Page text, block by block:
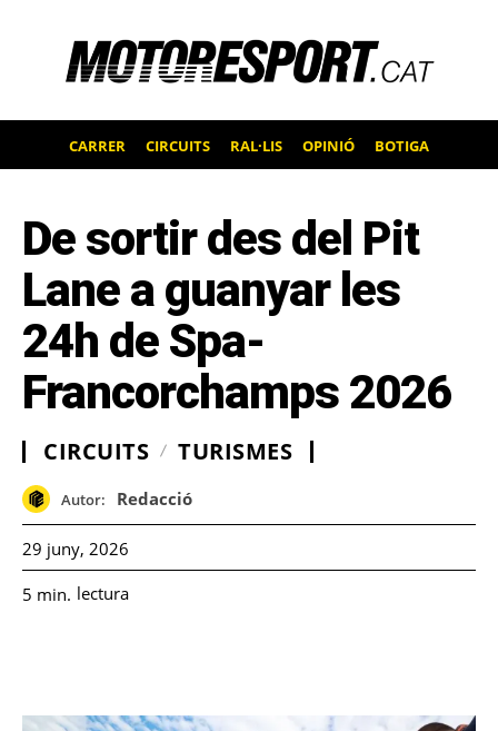
CARRER CIRCUITS RAL·LIS OPINIÓ BOTIGA
De sortir des del Pit
Lane a guanyar les
24h de Spa-
Francorchamps 2026
CIRCUITS TURISMES
Autor: Redacció
29 juny, 2026
5 min. lectura